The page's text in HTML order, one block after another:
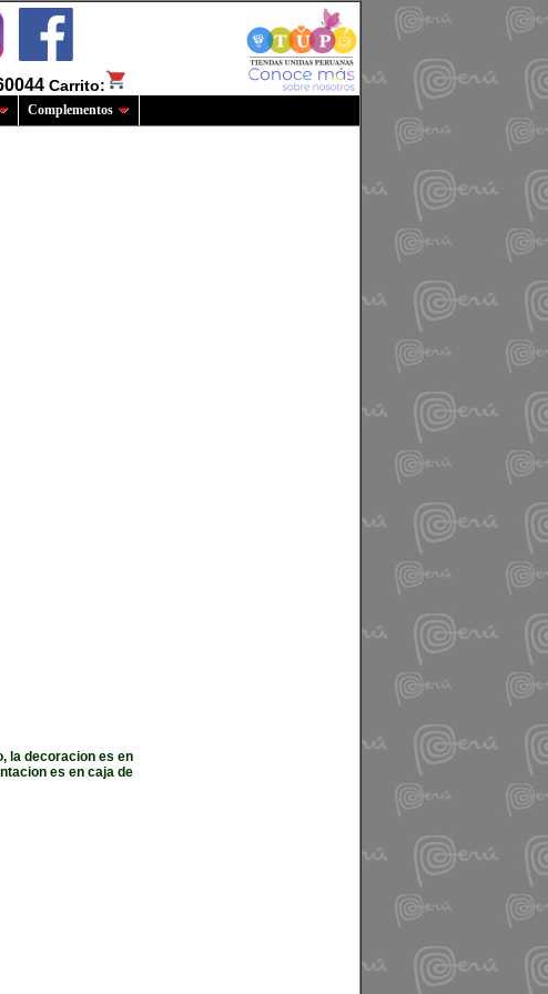
Carrito:
Complementos
la decoracion es en
es en caja de